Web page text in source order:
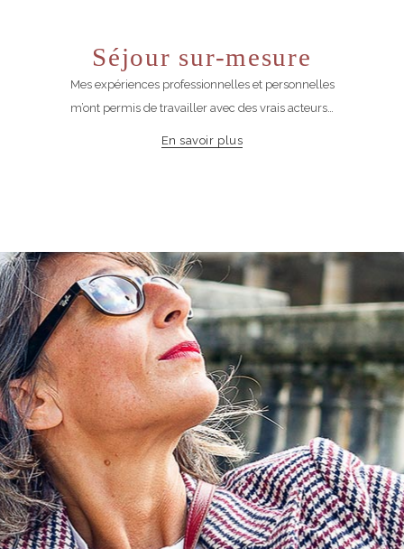
Séjour sur-mesure
Mes expériences professionnelles et personnelles
m’ont permis de travailler avec des vrais acteurs…
En savoir plus